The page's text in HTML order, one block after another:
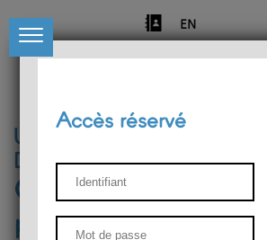
EN
Université de Liège
Département de philosophie
Centre de recherches
phénoménologiques
Accès réservé